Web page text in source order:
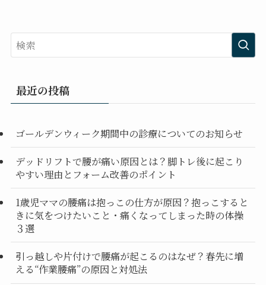
最近の投稿
ゴールデンウィーク期間中の診療についてのお知らせ
デッドリフトで腰が痛い原因とは？脚トレ後に起こり
やすい理由とフォーム改善のポイント
1歳児ママの腰痛は抱っこの仕方が原因？抱っこすると
きに気をつけたいこと・痛くなってしまった時の体操
３選
引っ越しや片付けで腰痛が起こるのはなぜ？春先に増
える“作業腰痛”の原因と対処法